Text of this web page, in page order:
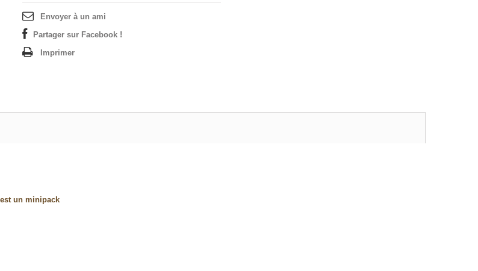
Envoyer à un ami
Partager sur Facebook !
Imprimer
un minipack